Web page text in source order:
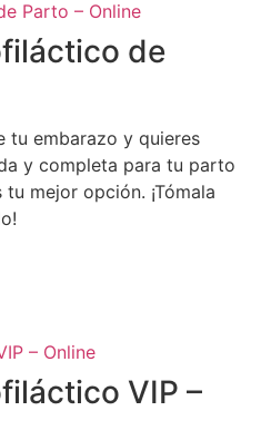
de
tu embarazo y quieres
y completa para tu parto
mejor opción. ¡Tómala
VIP –